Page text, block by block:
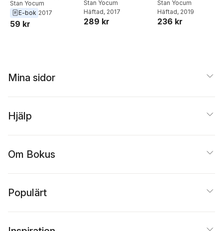
Stan Yocum
E-bok 2017
59 kr
Stan Yocum
Häftad, 2017
289 kr
Stan Yocum
Häftad, 2019
236 kr
Mina sidor
Hjälp
Om Bokus
Populärt